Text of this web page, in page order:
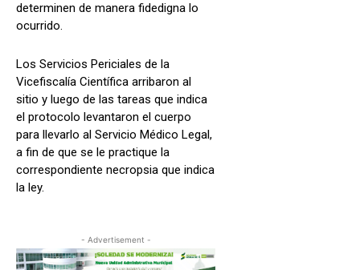
determinen de manera fidedigna lo
ocurrido.
Los Servicios Periciales de la
Vicefiscalía Científica arribaron al
sitio y luego de las tareas que indica
el protocolo levantaron el cuerpo
para llevarlo al Servicio Médico Legal,
a fin de que se le practique la
correspondiente necropsia que indica
la ley.
- Advertisement -